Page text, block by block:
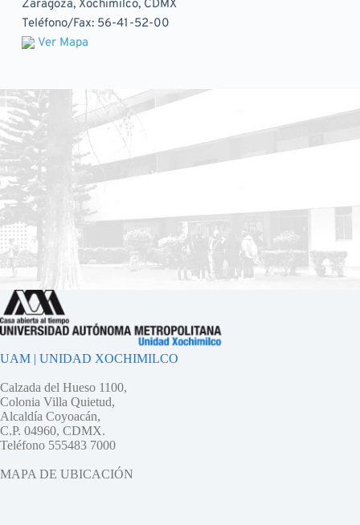
Zaragoza, Xochimilco, CDMX
Teléfono/Fax: 56-41-52-00
Ver Mapa
UAM | UNIDAD XOCHIMILCO
Calzada del Hueso 1100,
Colonia Villa Quietud,
Alcaldía Coyoacán,
C.P. 04960, CDMX.
Teléfono 555483 7000
MAPA DE UBICACIÓN